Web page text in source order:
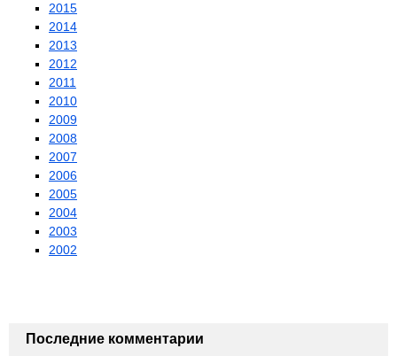
2015
2014
2013
2012
2011
2010
2009
2008
2007
2006
2005
2004
2003
2002
Последние комментарии